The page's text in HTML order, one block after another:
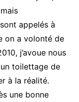
appelés à
on a volonté de
j’avoue nous
toilettage de
à la réalité.
une bonne